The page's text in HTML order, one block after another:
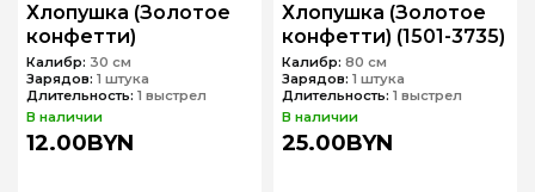
Хлопушка (Золотое
конфетти)
Калибр: 30 см
Зарядов: 1 штука
Длительность: 1 выстрел
В наличии
12.00BYN
Хлопушка (Золотое
конфетти) (1501-3735)
Калибр: 80 см
Зарядов: 1 штука
Длительность: 1 выстрел
В наличии
25.00BYN